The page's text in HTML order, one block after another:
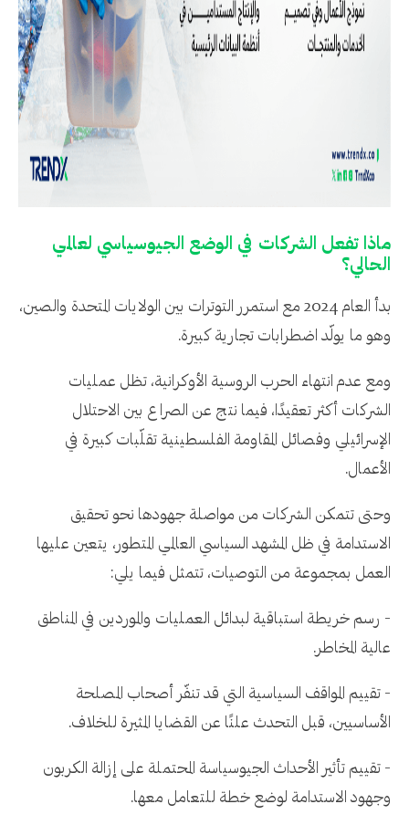
ماذا تفعل الشركات في الوضع الجيوسياسي لعالمي
الحالي؟
بدأ العام 2024 مع استمرر التوترات بين الولايات المتحدة والصين،
وهو ما يولّد اضطرابات تجارية كبيرة.
ومع عدم انتهاء الحرب الروسية الأوكرانية، تظل عمليات
الشركات أكثر تعقيدًا، فيما نتج عن الصراع بين الاحتلال
الإسرائيلي وفصائل المقاومة الفلسطينية تقلّبات كبيرة في
الأعمال.
وحتى تتمكن الشركات من مواصلة جهودها نحو تحقيق
الاستدامة في ظل المشهد السياسي العالمي المتطور، يتعين عليها
العمل بمجموعة من التوصيات، تتمثل فيما يلي:
- رسم خريطة استباقية لبدائل العمليات والموردين في المناطق
عالية المخاطر.
- تقييم المواقف السياسية التي قد تنفّر أصحاب المصلحة
الأساسيين، قبل التحدث علنًا عن القضايا المثيرة للخلاف.
- تقييم تأثير الأحداث الجيوسياسة المحتملة على إزالة الكربون
وجهود الاستدامة لوضع خطة للتعامل معها.